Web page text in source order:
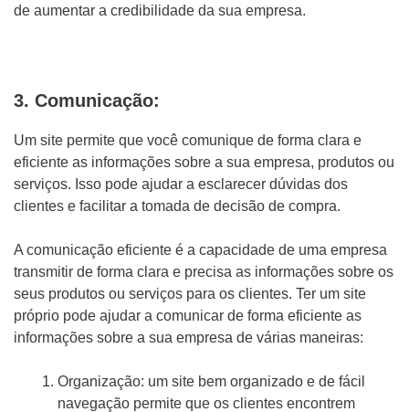
de aumentar a credibilidade da sua empresa.
3. Comunicação:
Um site permite que você comunique de forma clara e
eficiente as informações sobre a sua empresa, produtos ou
serviços. Isso pode ajudar a esclarecer dúvidas dos
clientes e facilitar a tomada de decisão de compra.
A comunicação eficiente é a capacidade de uma empresa
transmitir de forma clara e precisa as informações sobre os
seus produtos ou serviços para os clientes. Ter um site
próprio pode ajudar a comunicar de forma eficiente as
informações sobre a sua empresa de várias maneiras:
Organização: um site bem organizado e de fácil
navegação permite que os clientes encontrem